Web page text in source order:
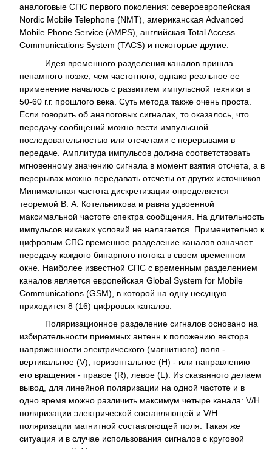
аналоговые СПС первого поколения: североевропейская
Nordic Mobile Telephone (NMT), американская Advanced
Mobile Phone Service (AMPS), английская Total Access
Communications System (TACS) и некоторые другие.
Идея временного разделения каналов пришла
ненамного позже, чем частотного, однако реальное ее
применение началось с развитием импульсной техники в
50-60 г.г. прошлого века. Суть метода также очень проста.
Если говорить об аналоговых сигналах, то оказалось, что
передачу сообщений можно вести импульсной
последовательностью или отсчетами с перерывами в
передаче. Амплитуда импульсов должна соответствовать
мгновенному значению сигнала в момент взятия отсчета, а в
перерывах можно передавать отсчеты от других источников.
Минимальная частота дискретизации определяется
теоремой В. А. Котельникова и равна удвоенной
максимальной частоте спектра сообщения. На длительность
импульсов никаких условий не налагается. Применительно к
цифровым СПС временное разделение каналов означает
передачу каждого бинарного потока в своем временном
окне. Наиболее известной СПС с временным разделением
каналов является европейская Global System for Mobile
Communications (GSM), в которой на одну несущую
приходится 8 (16) цифровых каналов.
Поляризационное разделение сигналов основано на
избирательности приемных антенн к положению вектора
напряженности электрического (магнитного) поля -
вертикальное (V), горизонтальное (H) - или направлению
его вращения - правое (R), левое (L). Из сказанного делаем
вывод, для линейной поляризации на одной частоте и в
одно время можно различить максимум четыре канала: V/H
поляризации электрической составляющей и V/H
поляризации магнитной составляющей поля. Такая же
ситуация и в случае использования сигналов с круговой